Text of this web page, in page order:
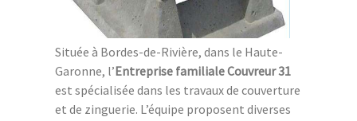
Située à Bordes-de-Rivière, dans le Haute-
Garonne, l’Entreprise familiale Couvreur 31
est spécialisée dans les travaux de couverture
et de zinguerie. L’équipe proposent diverses